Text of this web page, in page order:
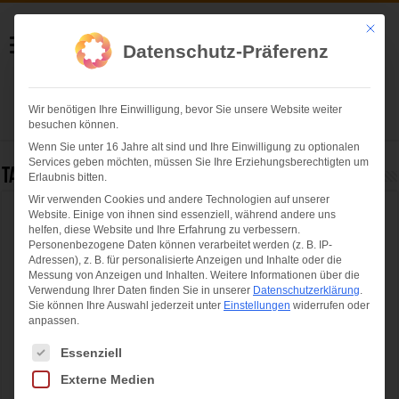
Helmut Swoboda
Fotografie
Herzlich willkommen
Tag Archives:
Dieter Reiter eröffnet „Sommer in der Stadt“
Mit
Datenschutz-Präferenz
Wir benötigen Ihre Einwilligung, bevor Sie unsere Website weiter
besuchen können.
Wenn Sie unter 16 Jahre alt sind und Ihre Einwilligung zu optionalen
Services geben möchten, müssen Sie Ihre Erziehungsberechtigten um
Erlaubnis bitten.
Wir verwenden Cookies und andere Technologien auf unserer
Website. Einige von ihnen sind essenziell, während andere uns
helfen, diese Website und Ihre Erfahrung zu verbessern.
Personenbezogene Daten können verarbeitet werden (z. B. IP-
Adressen), z. B. für personalisierte Anzeigen und Inhalte oder die
Messung von Anzeigen und Inhalten. Weitere Informationen über die
Verwendung Ihrer Daten finden Sie in unserer Datenschutzerklärung.
Sie können Ihre Auswahl jederzeit unter Einstellungen widerrufen oder
anpassen.
Es folgt eine Liste der Service-Gruppen, für die eine Einwilligung
Essenziell
Externe Medien